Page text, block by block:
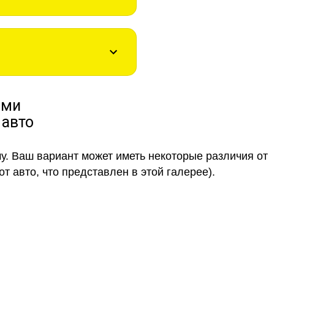
Ваш вариант может иметь некоторые различия от
авто, что представлен в этой галерее).